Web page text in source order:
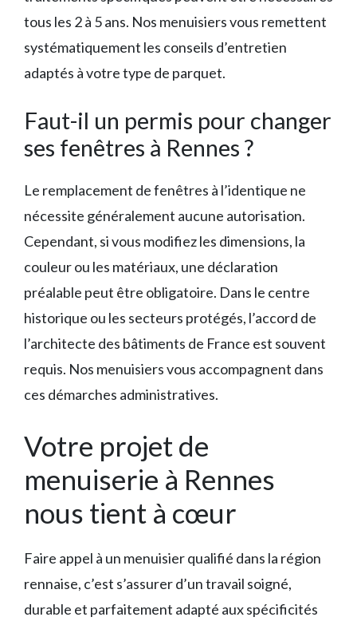
tous les 2 à 5 ans. Nos menuisiers vous remettent
systématiquement les conseils d’entretien
adaptés à votre type de parquet.
Faut-il un permis pour changer
ses fenêtres à Rennes ?
Le remplacement de fenêtres à l’identique ne
nécessite généralement aucune autorisation.
Cependant, si vous modifiez les dimensions, la
couleur ou les matériaux, une déclaration
préalable peut être obligatoire. Dans le centre
historique ou les secteurs protégés, l’accord de
l’architecte des bâtiments de France est souvent
requis. Nos menuisiers vous accompagnent dans
ces démarches administratives.
Votre projet de
menuiserie à Rennes
nous tient à cœur
Faire appel à un menuisier qualifié dans la région
rennaise, c’est s’assurer d’un travail soigné,
durable et parfaitement adapté aux spécificités